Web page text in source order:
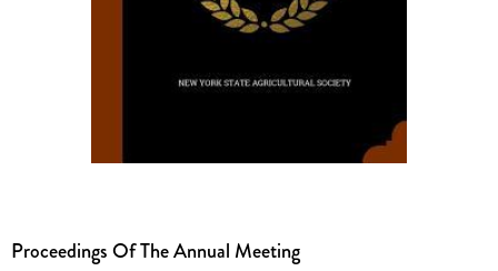
Proceedings Of The Annual Meeting